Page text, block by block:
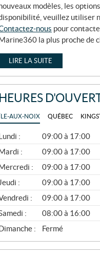
modèles, les
veuillez utiliser
nous pour
la plus proche de
LIRE LA SUITE
HEURES
ÎLE-AUX-NOIX QUÉBEC
:
09:00 à 17:00
:
09:00 à 17:00
:
09:00 à 17:00
Jeudi :
09:00 à 17:00
:
09:00 à 17:00
:
08:00 à 16:00
:
Fermé